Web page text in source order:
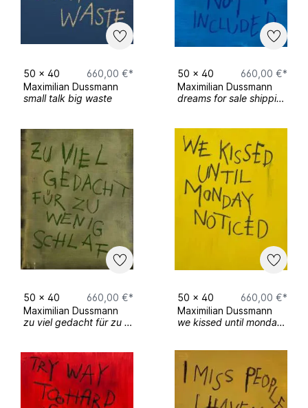
2026
Kunsthaus Dresden
Jahresausstellung HfBK Dresden
Auszeichnungen:
2024 -Anton-Lachner Preis der Sparkassen
Stiftung
Sammlungen:
Universitätsbibliothek Budapest, Ungarn
50 x 40
660,00 €*
Maximilian Dussmann
small talk big waste
50 x 40
660,00 €*
Maximilian Dussmann
dreams for sale shipping not included
50 x 40
660,00 €*
Maximilian Dussmann
zu viel gedacht für zu wenig schlaf
50 x 40
660,00 €*
Maximilian Dussmann
we kissed until monday noticed